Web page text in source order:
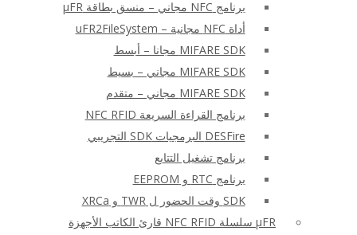
برنامج NFC مجاني – منسق بطاقة μFR
أداة NFC مجانية – uFR2FileSystem
MIFARE SDK مجانا – أبسط
MIFARE SDK مجاني – بسيط
MIFARE SDK مجاني – متقدم
برنامج القراءة السريعة NFC RFID
DESFire البرمجيات SDK التجريبي
برنامج تشغيل التتابع
برنامج RTC و EEPROM
SDK وقت الحضور ل TWR و XRCa
μFR سلسلة NFC RFID قارئ الكاتب الأجهزة